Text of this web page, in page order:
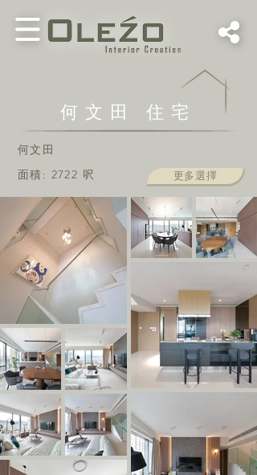
何文田 住宅
何文田
面積: 2722 呎 更多選擇